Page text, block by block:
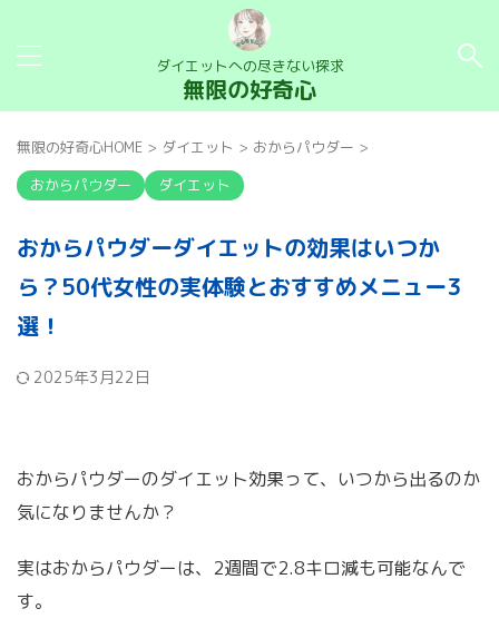
ダイエットへの尽きない探求
無限の好奇心
無限の好奇心HOME > ダイエット > おからパウダー >
おからパウダー
ダイエット
おからパウダーダイエットの効果はいつか
ら？50代女性の実体験とおすすめメニュー3
選！
2025年3月22日
おからパウダーのダイエット効果って、いつから出るのか
気になりませんか？
実はおからパウダーは、2週間で2.8キロ減も可能なんで
す。